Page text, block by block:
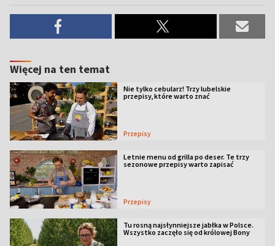
Więcej na ten temat
Nie tylko cebularz! Trzy lubelskie
przepisy, które warto znać
Przepisy
Letnie menu od grilla po deser. Te trzy
sezonowe przepisy warto zapisać
Przepisy
Tu rosną najsłynniejsze jabłka w Polsce.
Wszystko zaczęło się od królowej Bony